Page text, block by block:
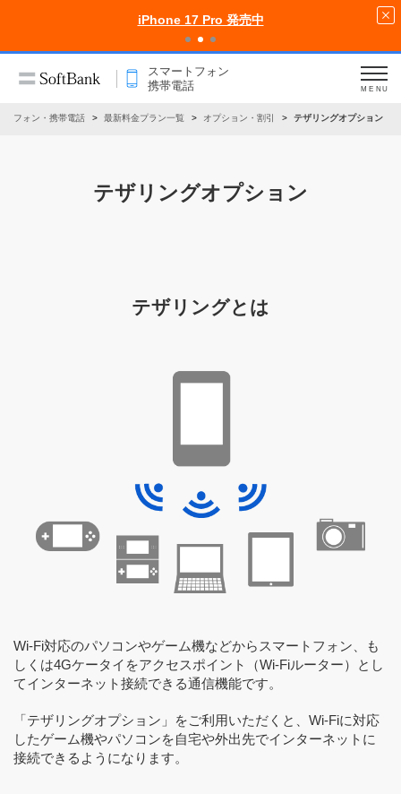
iPhone 17 Pro 発売中
スマートフォン
携帯電話
MENU
トフォン・携帯電話 最新料金プラン一覧 オプション・割引 テザリングオプション
テザリングオプション
テザリングとは
Wi-Fi対応のパソコンやゲーム機などからスマートフォン、も
しくは4Gケータイをアクセスポイント（Wi-Fiルーター）とし
てインターネット接続できる通信機能です。
「テザリングオプション」をご利用いただくと、Wi-Fiに対応
したゲーム機やパソコンを自宅や外出先でインターネットに
接続できるようになります。